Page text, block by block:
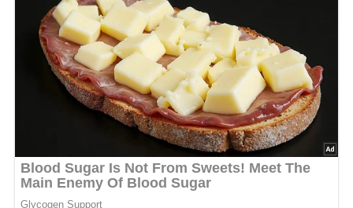
Die Eigelbe mit 75 g Zucker schaumig rühren, die Eiklar
mit etwas Zucker zu Schnee schlagen.
Die geriebenen Haselnüsse, 150 g geraspelte Schokolade
und den Eischnee vorsichtig unter die Eigelb-Zucker-
Mischung heben, die Masse in eine mit Butter
ausgestrichene, leicht bemehlte Springform (25 cm
Durchmesser) füllen, glattstreichen und bei 175 ° C etwa
50 bis 60 Minuten backen (Hölzchenprobe).
Am nächsten Tag die Torte zweimal quer durchschneiden.
Den Wein mit dem restlichen Zucker und den Nelken